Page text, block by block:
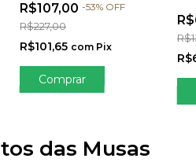
R$107,00-53% OFF
R$227,00
R$101,65 com Pix
Comprar
das Musas